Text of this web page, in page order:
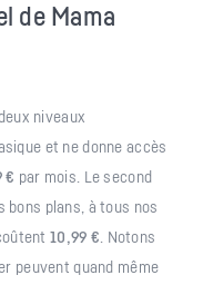
de Mama
niveaux
et ne donne accès
€ par mois. Le second
bons plans, à tous nos
10,99 € . Notons
peuvent quand même